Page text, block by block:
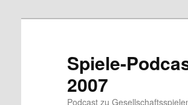
Spiele-
2007
Podcast zu